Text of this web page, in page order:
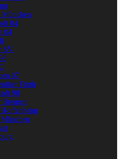
04
04
SV
07
Fürth
98
Bremen